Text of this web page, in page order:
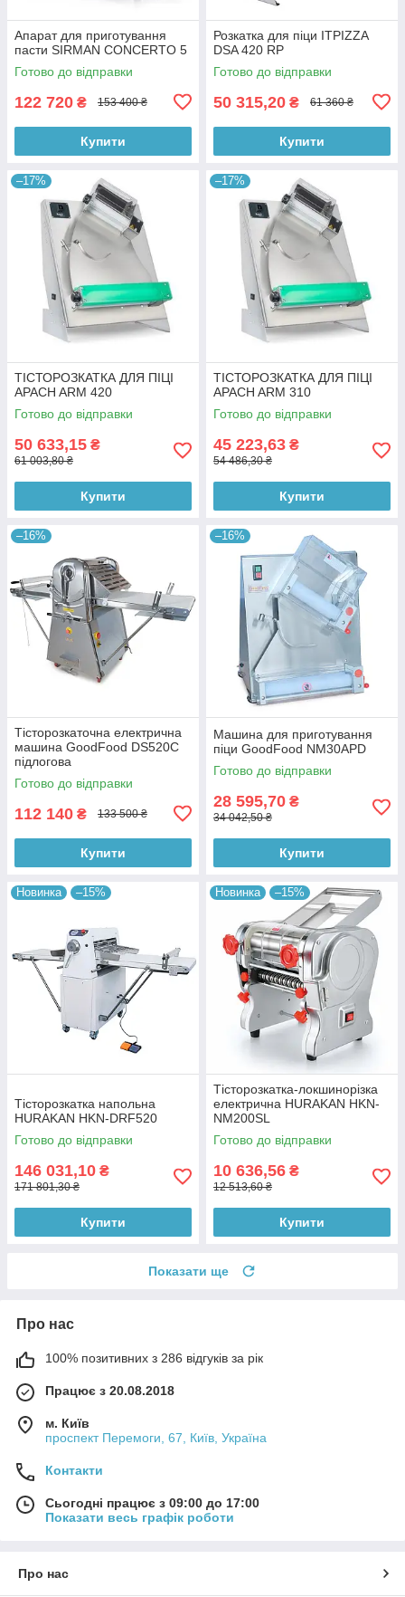
Апарат для приготування
пасти SIRMAN CONCERTO 5
Готово до відправки
122 720 ₴ 153 400 ₴
Купити
Розкатка для піци ITPIZZA
DSA 420 RP
Готово до відправки
50 315,20 ₴ 61 360 ₴
Купити
–17%
ТІСТОРОЗКАТКА ДЛЯ ПІЦІ
APACH ARM 420
Готово до відправки
50 633,15 ₴
61 003,80 ₴
Купити
–17%
ТІСТОРОЗКАТКА ДЛЯ ПІЦІ
APACH ARM 310
Готово до відправки
45 223,63 ₴
54 486,30 ₴
Купити
–16%
Тісторозкаточна електрична
машина GoodFood DS520C
підлогова
Готово до відправки
112 140 ₴ 133 500 ₴
Купити
–16%
Машина для приготування
піци GoodFood NM30APD
Готово до відправки
28 595,70 ₴
34 042,50 ₴
Купити
Новинка –15%
Тісторозкатка напольна
HURAKAN HKN-DRF520
Готово до відправки
146 031,10 ₴
171 801,30 ₴
Купити
Новинка –15%
Тісторозкатка-локшинорізка
електрична HURAKAN HKN-
NM200SL
Готово до відправки
10 636,56 ₴
12 513,60 ₴
Купити
Показати ще
Про нас
100% позитивних з 286 відгуків за рік
Працює з 20.08.2018
м. Київ
проспект Перемоги, 67, Київ, Україна
Контакти
Сьогодні працює з 09:00 до 17:00
Показати весь графік роботи
Про нас